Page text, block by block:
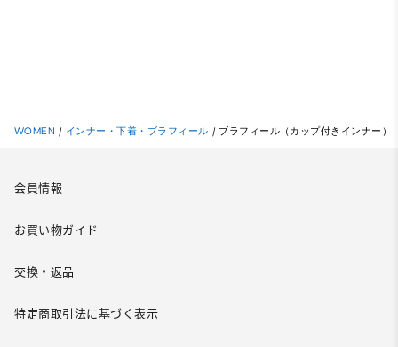
WOMEN / インナー・下着・ブラフィール / ブラフィール（カップ付きインナー）
会員情報
お買い物ガイド
交換・返品
特定商取引法に基づく表示